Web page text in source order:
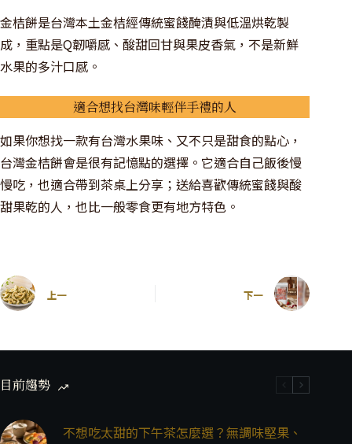
金桔餅是台灣本土金桔經傳統蜜餞醃漬與低溫烘乾製
成，重點是Q韌嚼感、酸甜回甘與果皮香氣，不是新鮮
水果的多汁口感。
適合想找台灣味輕伴手禮的人
如果你想找一款有台灣水果味、又不只是甜食的點心，
台灣金桔餅會是很有記憶點的選擇。它適合自己飯後慢
慢吃，也適合帶到茶桌上分享；送給喜歡傳統蜜餞與酸
甜果乾的人，也比一般零食更有地方特色。
上一 下一
目前趨勢
不想吃太甜的下午茶怎麼選？無調味堅果、